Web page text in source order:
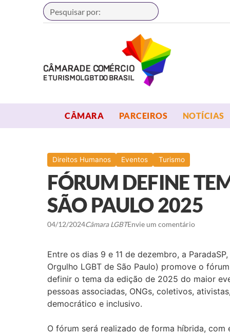
Buscar
CÂMARA OPEN MENU
PARCEIROS OPEN MENU
NOTÍCIAS
Direitos Humanos Eventos Turismo
FÓRUM DEFINE
SÃO PAULO 2025
04/12/2024Câmara LGBTEnvie um comentário
Entre os dias 9 e 11 de dezembro, a
Orgulho LGBT de São Paulo) promove o
definir o tema da edição de 2025 do maior
pessoas associadas, ONGs, coletivos,
democrático e inclusivo.
O fórum será realizado de forma híbrida, com